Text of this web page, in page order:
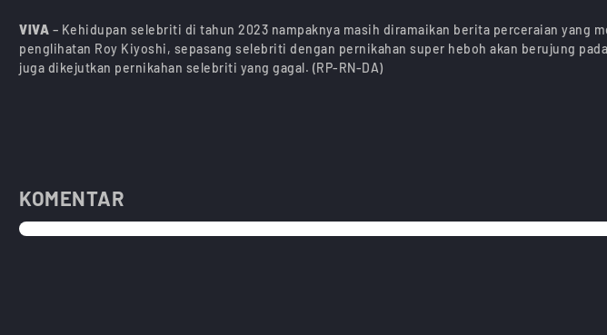
VIVA – Kehidupan selebriti di tahun 2023 nampaknya masih diramaikan berita perceraian yang
penglihatan Roy Kiyoshi, sepasang selebriti dengan pernikahan super heboh akan berujung
juga dikejutkan pernikahan selebriti yang gagal. (RP-RN-DA)
KOMENTAR